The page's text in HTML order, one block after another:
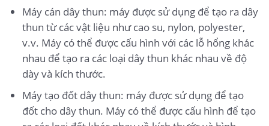
Máy cán dây thun: máy được sử dụng để tạo ra dây
thun từ các vật liệu như cao su, nylon, polyester,
v.v. Máy có thể được cấu hình với các lỗ hổng khác
nhau để tạo ra các loại dây thun khác nhau về độ
dày và kích thước.
Máy tạo đốt dây thun: máy được sử dụng để tạo
đốt cho dây thun. Máy có thể được cấu hình để tạo